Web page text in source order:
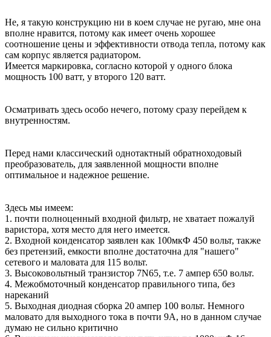
Не, я такую конструкцию ни в коем случае не ругаю, мне она
вполне нравится, потому как имеет очень хорошее
соотношение цены и эффективности отвода тепла, потому как
сам корпус является радиатором.
Имеется маркировка, согласно которой у одного блока
мощность 100 ватт, у второго 120 ватт.
Осматривать здесь особо нечего, потому сразу перейдем к
внутренностям.
Перед нами классический однотактный обратноходовый
преобразователь, для заявленной мощности вполне
оптимальное и надежное решение.
Здесь мы имеем:
1. почти полноценный входной фильтр, не хватает пожалуй
варистора, хотя место для него имеется.
2. Входной конденсатор заявлен как 100мкФ 450 вольт, также
без претензий, емкости вполне достаточна для "нашего"
сетевого и маловата для 115 вольт.
3. Высоковольтный транзистор 7N65, т.е. 7 ампер 650 вольт.
4. Межобмоточный конденсатор правильного типа, без
нареканий
5. Выходная диодная сборка 20 ампер 100 вольт. Немного
маловато для выходного тока в почти 9А, но в данном случае
думаю не сильно критично